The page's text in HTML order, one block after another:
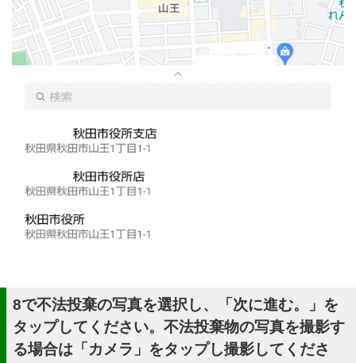
8で不法投棄の写真を選択し、「次に進む。」を
タップしてください。不法投棄物の写真を撮影す
る場合は「カメラ」をタップし撮影してくださ